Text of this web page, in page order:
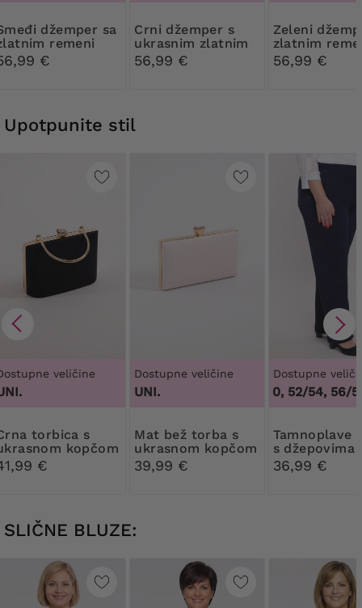
sa
remeni
€
Crni džemper s
ukrasnim zlatnim
remeni
56,99 €
Zeleni džemper sa
zlatnim
56,99 €
Upotpunite stil
veličine
s
kopčom
€
Dostupne veličine
UNI.
Mat bež torba s
ukrasnom kopčom
39,99 €
Dostupne
48/50, 52/54, 56/
Tamnoplave hlače
s džepovima
36,99 €
SLIČNE BLUZE: